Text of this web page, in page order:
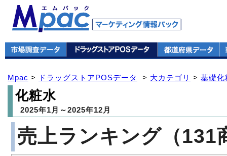
Mpac > ドラッグストアPOSデータ > 大カテゴリ > 基礎化
化粧水
2025年1月～2025年12月
売上ランキング（131